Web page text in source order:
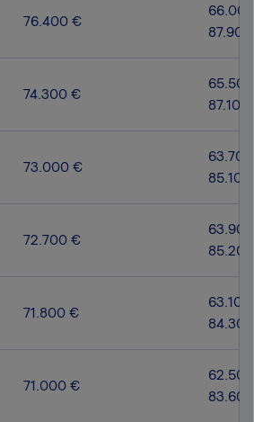
76.400 €
74.300 €
73.000 €
72.700 €
71.800 €
71.000 €